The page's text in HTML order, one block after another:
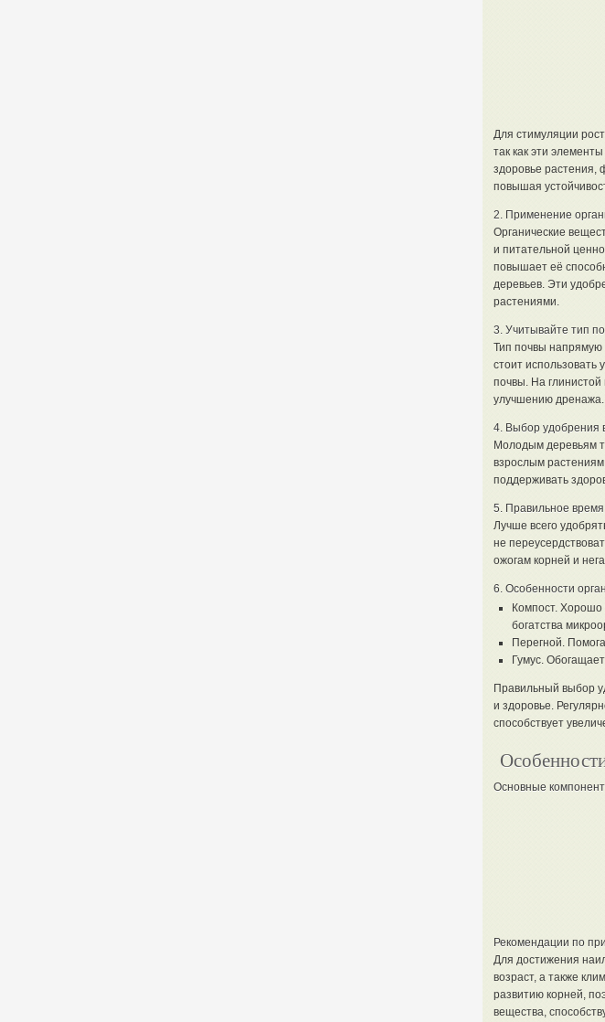
Для стимуляции
так как эти
здоровье растения,
повышая
2. Применение
Органические
и питательной
повышает её
деревьев. Эти
растениями.
3. Учитывайте тип
Тип почвы напрямую
стоит
почвы. На
улучшению дренажа.
4. Выбор удобрения
Молодым деревьям
взрослым
поддерживать
5. Правильное
Лучше всего
не
ожогам корней и
6. Особенности
Компост. Хорошо
богатства
Перегной.
Гумус.
Правильный выбор
и здоровье.
способствует
Основные
Рекомендации по
Для достижения
возраст, а также
развитию корней,
вещества,